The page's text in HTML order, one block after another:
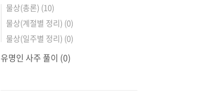
물상(총론) (10)
물상(계절별 정리) (0)
물상(일주별 정리) (0)
유명인 사주 풀이 (0)